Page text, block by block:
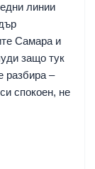
линии
Самара и
защо тук
разбира –
спокоен, не